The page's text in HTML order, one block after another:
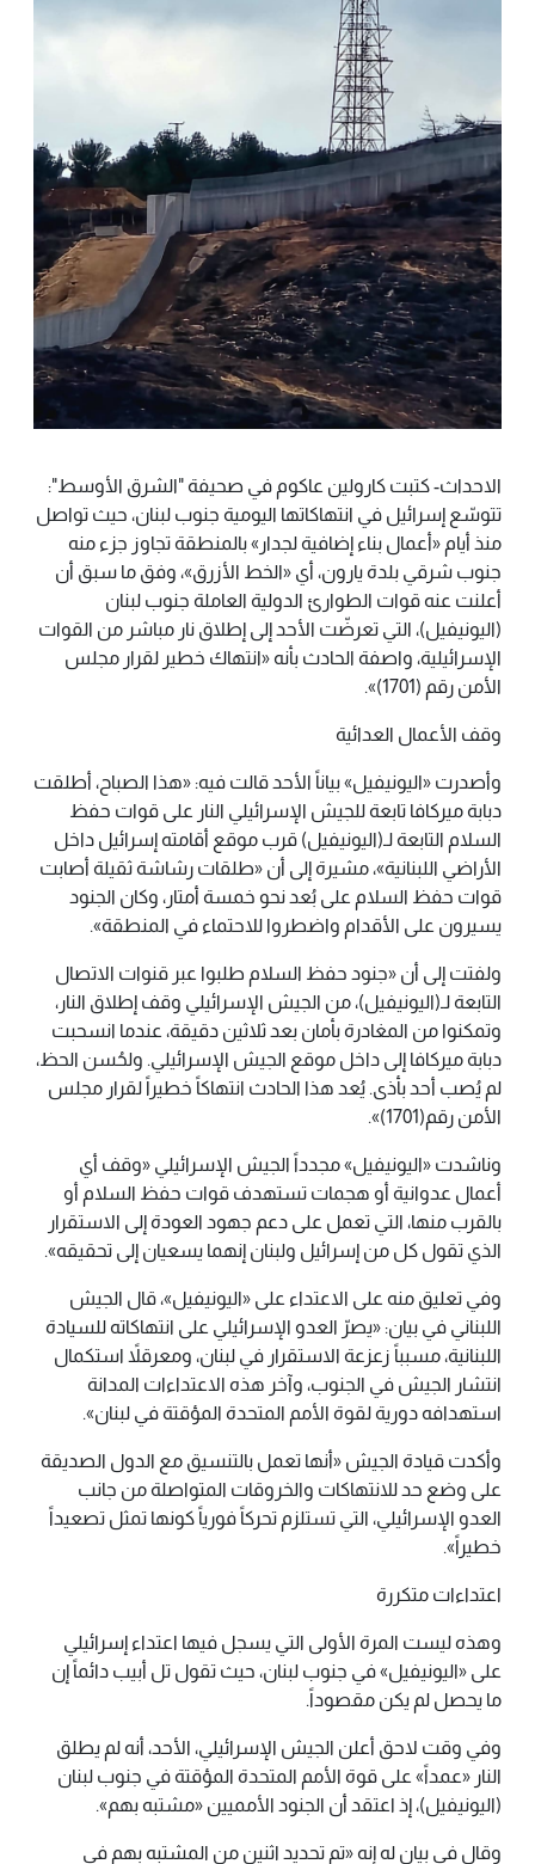
الاحداث- كتبت كارولين عاكوم في صحيفة "الشرق الأوسط":
تتوسّع إسرائيل في انتهاكاتها اليومية جنوب لبنان، حيث تواصل
منذ أيام «أعمال بناء إضافية لجدار» بالمنطقة تجاوز جزء منه
جنوب شرقي بلدة يارون، أي «الخط الأزرق»، وفق ما سبق أن
أعلنت عنه قوات الطوارئ الدولية العاملة جنوب لبنان
(اليونيفيل)، التي تعرضّت الأحد إلى إطلاق نار مباشر من القوات
الإسرائيلية، واصفة الحادث بأنه «انتهاك خطير لقرار مجلس
الأمن رقم (1701)».
وقف الأعمال العدائية
وأصدرت «اليونيفيل» بياناً الأحد قالت فيه: «هذا الصباح، أطلقت
دبابة ميركافا تابعة للجيش الإسرائيلي النار على قوات حفظ
السلام التابعة لـ(اليونيفيل) قرب موقع أقامته إسرائيل داخل
الأراضي اللبنانية»، مشيرة إلى أن «طلقات رشاشة ثقيلة أصابت
قوات حفظ السلام على بُعد نحو خمسة أمتار، وكان الجنود
يسيرون على الأقدام واضطروا للاحتماء في المنطقة».
ولفتت إلى أن «جنود حفظ السلام طلبوا عبر قنوات الاتصال
التابعة لـ(اليونيفيل)، من الجيش الإسرائيلي وقف إطلاق النار،
وتمكنوا من المغادرة بأمان بعد ثلاثين دقيقة، عندما انسحبت
دبابة ميركافا إلى داخل موقع الجيش الإسرائيلي. ولحُسن الحظ،
لم يُصب أحد بأذى. يُعد هذا الحادث انتهاكاً خطيراً لقرار مجلس
الأمن رقم(1701)».
وناشدت «اليونيفيل» مجدداً الجيش الإسرائيلي «وقف أي
أعمال عدوانية أو هجمات تستهدف قوات حفظ السلام أو
بالقرب منها، التي تعمل على دعم جهود العودة إلى الاستقرار
الذي تقول كل من إسرائيل ولبنان إنهما يسعيان إلى تحقيقه».
وفي تعليق منه على الاعتداء على «اليونيفيل»، قال الجيش
اللبناني في بيان: «يصرّ العدو الإسرائيلي على انتهاكاته للسيادة
اللبنانية، مسبباً زعزعة الاستقرار في لبنان، ومعرقلاً استكمال
انتشار الجيش في الجنوب، وآخر هذه الاعتداءات المدانة
استهدافه دورية لقوة الأمم المتحدة المؤقتة في لبنان».
وأكدت قيادة الجيش «أنها تعمل بالتنسيق مع الدول الصديقة
على وضع حد للانتهاكات والخروقات المتواصلة من جانب
العدو الإسرائيلي، التي تستلزم تحركاً فورياً كونها تمثل تصعيداً
خطيراً».
اعتداءات متكررة
وهذه ليست المرة الأولى التي يسجل فيها اعتداء إسرائيلي
على «اليونيفيل» في جنوب لبنان، حيث تقول تل أبيب دائماً إن
ما يحصل لم يكن مقصوداً.
وفي وقت لاحق أعلن الجيش الإسرائيلي، الأحد، أنه لم يطلق
النار «عمداً» على قوة الأمم المتحدة المؤقتة في جنوب لبنان
(اليونيفيل)، إذ اعتقد أن الجنود الأمميين «مشتبه بهم».
وقال في بيان له إنه «تم تحديد اثنين من المشتبه بهم في